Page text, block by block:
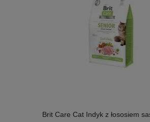
Brit Care Cat Indyk z łososiem